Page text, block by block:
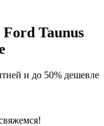
Taunus
и до 50% дешевле